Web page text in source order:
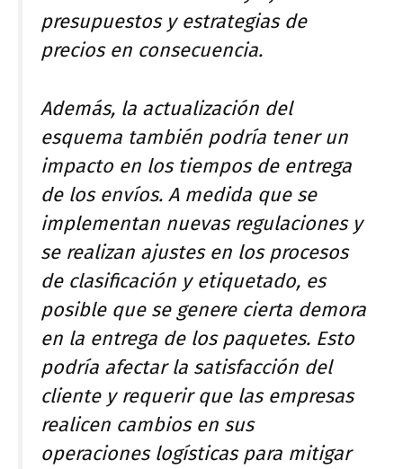
presupuestos y estrategias de
precios en consecuencia.
Además, la actualización del
esquema también podría tener un
impacto en los tiempos de entrega
de los envíos. A medida que se
implementan nuevas regulaciones y
se realizan ajustes en los procesos
de clasificación y etiquetado, es
posible que se genere cierta demora
en la entrega de los paquetes. Esto
podría afectar la satisfacción del
cliente y requerir que las empresas
realicen cambios en sus
operaciones logísticas para mitigar